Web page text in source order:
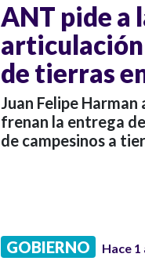
ANT pide a
de tierras
Juan Felipe
frenan la entrega
de campesinos a
GOBIERNO Hace 1